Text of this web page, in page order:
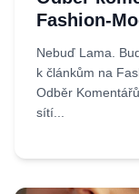
Fashion-
Nebuď Lama.
k článkům na
Odběr
sítí...